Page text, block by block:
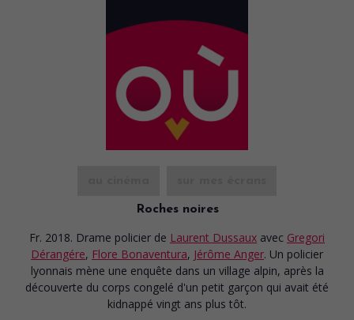
Roches noires
Fr. 2018. Drame policier de Laurent Dussaux avec Gregori
Dérangére, Flore Bonaventura, Jérôme Anger. Un policier
lyonnais mène une enquête dans un village alpin, après la
découverte du corps congelé d'un petit garçon qui avait été
kidnappé vingt ans plus tôt.